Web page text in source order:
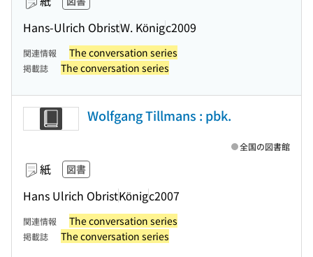
Hans-Ulrich ObristW. Königc2009
関連情報 The conversation series
掲載誌 The conversation series
Wolfgang Tillmans : pbk.
紙 図書
Hans Ulrich ObristKönigc2007
全国の図書館
関連情報 The conversation series
掲載誌 The conversation series